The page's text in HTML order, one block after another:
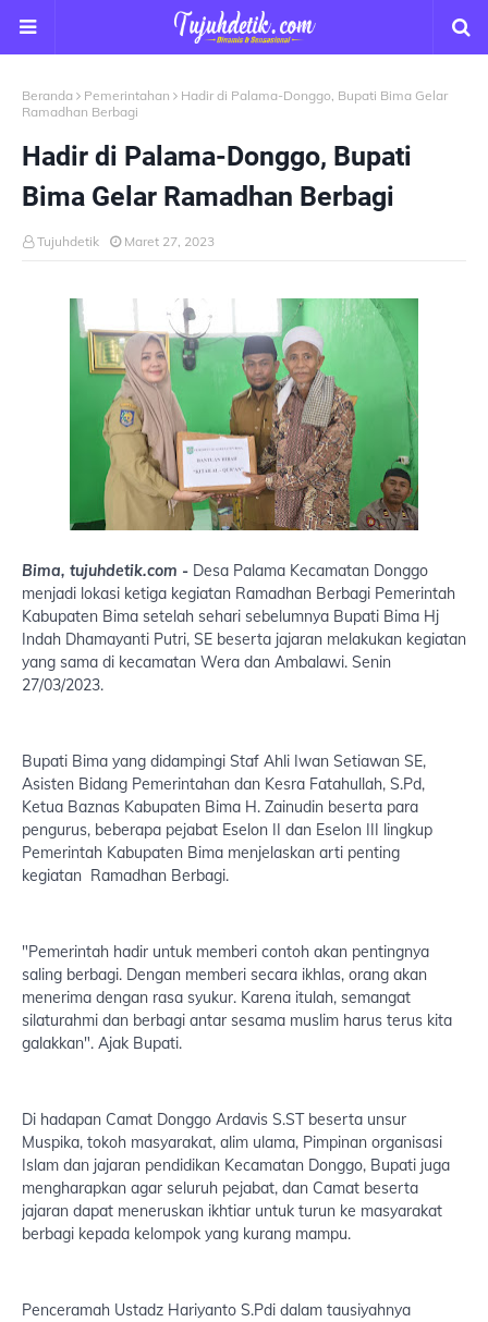
Beranda Pemerintahan
Hadir di Palama-Donggo, Bupati Bima Gelar
Ramadhan Berbagi
Hadir di Palama-Donggo, Bupati
Bima Gelar Ramadhan Berbagi
Tujuhdetik Maret 27, 2023
Bima, tujuhdetik.com - Desa Palama Kecamatan Donggo
menjadi lokasi ketiga kegiatan Ramadhan Berbagi Pemerintah
Kabupaten Bima setelah sehari sebelumnya Bupati Bima Hj
Indah Dhamayanti Putri, SE beserta jajaran melakukan kegiatan
yang sama di kecamatan Wera dan Ambalawi. Senin
27/03/2023.
Bupati Bima yang didampingi Staf Ahli Iwan Setiawan SE,
Asisten Bidang Pemerintahan dan Kesra Fatahullah, S.Pd,
Ketua Baznas Kabupaten Bima H. Zainudin beserta para
pengurus, beberapa pejabat Eselon II dan Eselon III lingkup
Pemerintah Kabupaten Bima menjelaskan arti penting
kegiatan Ramadhan Berbagi.
"Pemerintah hadir untuk memberi contoh akan pentingnya
saling berbagi. Dengan memberi secara ikhlas, orang akan
menerima dengan rasa syukur. Karena itulah, semangat
silaturahmi dan berbagi antar sesama muslim harus terus kita
galakkan". Ajak Bupati.
Di hadapan Camat Donggo Ardavis S.ST beserta unsur
Muspika, tokoh masyarakat, alim ulama, Pimpinan organisasi
Islam dan jajaran pendidikan Kecamatan Donggo, Bupati juga
mengharapkan agar seluruh pejabat, dan Camat beserta
jajaran dapat meneruskan ikhtiar untuk turun ke masyarakat
berbagi kepada kelompok yang kurang mampu.
Penceramah Ustadz Hariyanto S.Pdi dalam tausiyahnya